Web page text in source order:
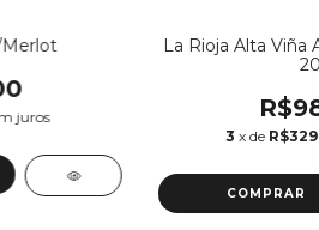
Merlot
juros
La Rioja Alta Viña
3 x de